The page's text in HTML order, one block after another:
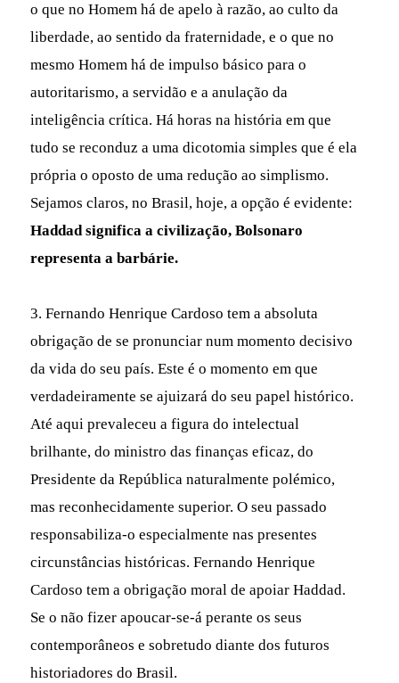
o que no Homem há de apelo à razão, ao culto da
liberdade, ao sentido da fraternidade, e o que no
mesmo Homem há de impulso básico para o
autoritarismo, a servidão e a anulação da
inteligência crítica. Há horas na história em que
tudo se reconduz a uma dicotomia simples que é ela
própria o oposto de uma redução ao simplismo.
Sejamos claros, no Brasil, hoje, a opção é evidente:
Haddad significa a civilização, Bolsonaro
representa a barbárie.
3. Fernando Henrique Cardoso tem a absoluta
obrigação de se pronunciar num momento decisivo
da vida do seu país. Este é o momento em que
verdadeiramente se ajuizará do seu papel histórico.
Até aqui prevaleceu a figura do intelectual
brilhante, do ministro das finanças eficaz, do
Presidente da República naturalmente polémico,
mas reconhecidamente superior. O seu passado
responsabiliza-o especialmente nas presentes
circunstâncias históricas. Fernando Henrique
Cardoso tem a obrigação moral de apoiar Haddad.
Se o não fizer apoucar-se-á perante os seus
contemporâneos e sobretudo diante dos futuros
historiadores do Brasil.